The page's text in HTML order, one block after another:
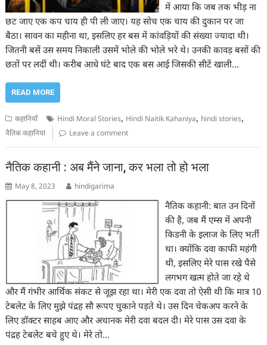
में आया कि जब तक भीड़ ना
छट जाए एक कप चाय ही पी ली जाए। यह सोच एक चाय की दुकान पर जा
बैठा। सावन का महीना था, इसलिए हर बस में कांवड़ियों की संख्या ज्यादा थी।
जितनी बसें उस समय निकाली उसमें भोले की भोले भरे थे। उनकी कावड़ बसों की
छतों पर लदीं थी। करीब आधे घंटे बाद एक बस आई जिसकी सीटें खाली…
READ MORE
कहानियाँ Hindi Moral Stories, Hindi Naitik Kahaniya, hindi stories,
नैतिक कहानियां Leave a comment
नैतिक कहानी : अब मैंने जाना, कर भला तो हो भला
May 8, 2023 hindigarima
नैतिक कहानी: बात उन दिनों
की है, जब मैं एम्स में अपनी
किडनी के इलाज के लिए भर्ती
था। क्योंकि दवा काफी महंगी
थी, इसलिए मेरे पास रखे पैसे
लगभग खत्म होते जा रहे थे
और मैं गंभीर आर्थिक संकट से जूझ रहा था। मेरी एक दवा तो ऐसी थी कि मात्र 10
टेबलेट के लिए मुझे पंद्रह सौ रूपए चुकाने पड़ते थे। उस दिन चेकअप करने के
लिए डॉक्टर साहब आए और अचानक मेरी दवा बदल दी। मेरे पास उस दवा के
पंद्रह टेबलेट बचे हुए थे। मेरे तो…